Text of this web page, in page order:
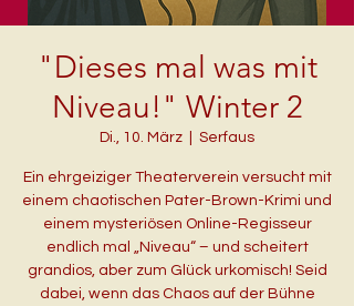
"Dieses mal was mit
Niveau!" Winter 2
Di., 10. März Serfaus
Ein ehrgeiziger Theaterverein versucht mit
einem chaotischen Pater-Brown-Krimi und
einem mysteriösen Online-Regisseur
endlich mal „Niveau“ – und scheitert
grandios, aber zum Glück urkomisch! Seid
dabei, wenn das Chaos auf der Bühne